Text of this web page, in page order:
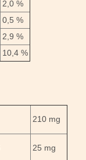
2,0 %
0,5 %
2,9 %
10,4 %
210 mg
25 mg